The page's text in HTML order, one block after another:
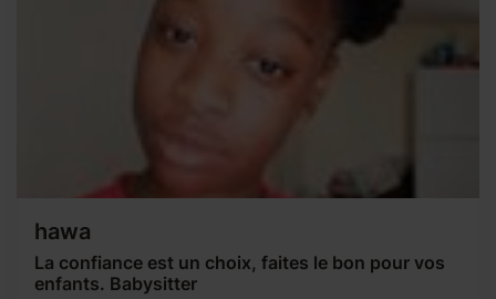
hawa
La confiance est un choix, faites le bon pour vos
enfants. Babysitter